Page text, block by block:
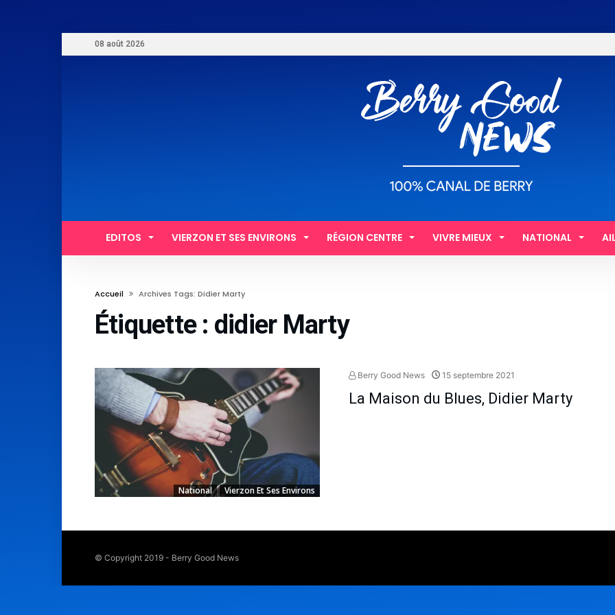
08 août 2026
EDITOS VIERZON ET SES ENVIRONS RÉGION CENTRE VIVRE MIEUX NATIONAL
Accueil Archives Tags: Didier Marty
Étiquette : didier Marty
National Vierzon Et Ses Environs
Berry Good News 15 septembre 2021
La Maison du Blues, Didier Marty
© Copyright 2019 - Berry Good News